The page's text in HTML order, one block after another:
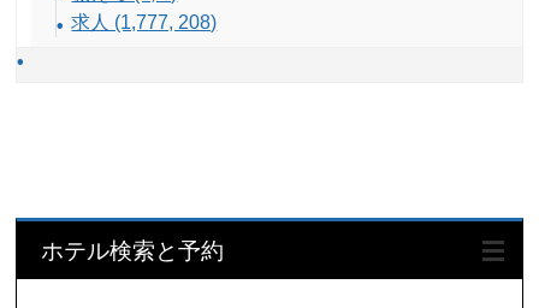
求人 (1,777, 208)
ホテル検索と予約